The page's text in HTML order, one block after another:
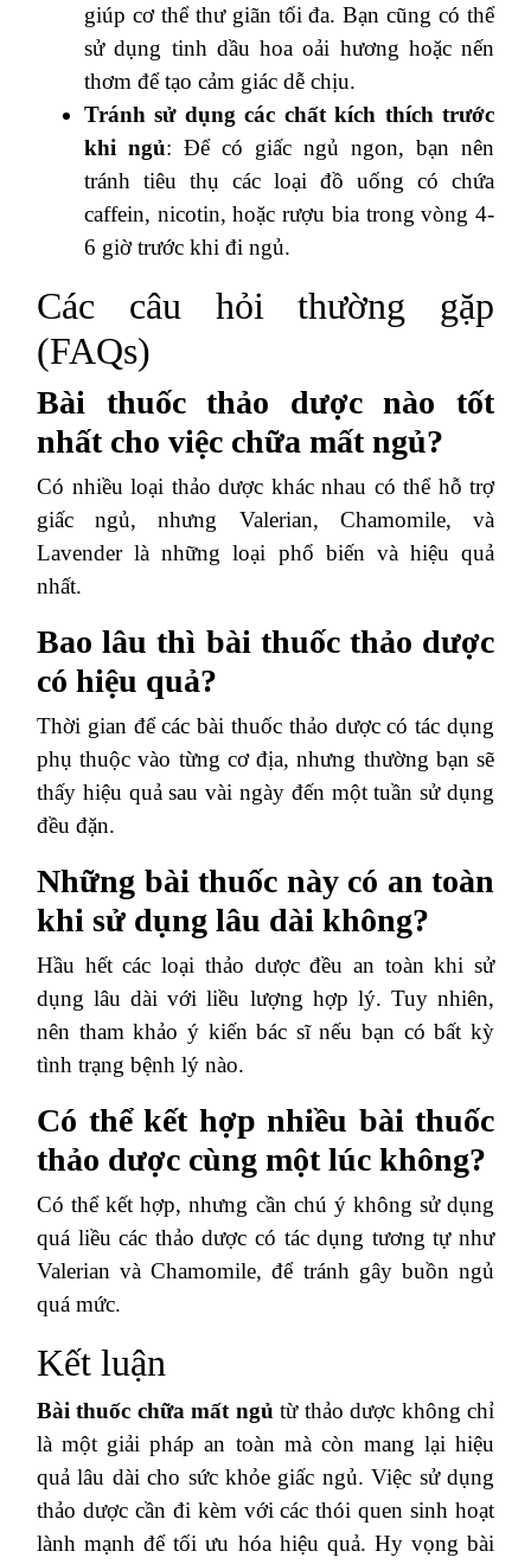
giúp cơ thể thư giãn tối đa. Bạn cũng có thể
sử dụng tinh dầu hoa oải hương hoặc nến
thơm để tạo cảm giác dễ chịu.
Tránh sử dụng các chất kích thích trước
khi ngủ: Để có giấc ngủ ngon, bạn nên
tránh tiêu thụ các loại đồ uống có chứa
caffein, nicotin, hoặc rượu bia trong vòng 4-
6 giờ trước khi đi ngủ.
Các câu hỏi thường gặp
(FAQs)
Bài thuốc thảo dược nào tốt
nhất cho việc chữa mất ngủ?
Có nhiều loại thảo dược khác nhau có thể hỗ trợ
giấc ngủ, nhưng Valerian, Chamomile, và
Lavender là những loại phổ biến và hiệu quả
nhất.
Bao lâu thì bài thuốc thảo dược
có hiệu quả?
Thời gian để các bài thuốc thảo dược có tác dụng
phụ thuộc vào từng cơ địa, nhưng thường bạn sẽ
thấy hiệu quả sau vài ngày đến một tuần sử dụng
đều đặn.
Những bài thuốc này có an toàn
khi sử dụng lâu dài không?
Hầu hết các loại thảo dược đều an toàn khi sử
dụng lâu dài với liều lượng hợp lý. Tuy nhiên,
nên tham khảo ý kiến bác sĩ nếu bạn có bất kỳ
tình trạng bệnh lý nào.
Có thể kết hợp nhiều bài thuốc
thảo dược cùng một lúc không?
Có thể kết hợp, nhưng cần chú ý không sử dụng
quá liều các thảo dược có tác dụng tương tự như
Valerian và Chamomile, để tránh gây buồn ngủ
quá mức.
Kết luận
Bài thuốc chữa mất ngủ từ thảo dược không chỉ
là một giải pháp an toàn mà còn mang lại hiệu
quả lâu dài cho sức khỏe giấc ngủ. Việc sử dụng
thảo dược cần đi kèm với các thói quen sinh hoạt
lành mạnh để tối ưu hóa hiệu quả. Hy vọng bài